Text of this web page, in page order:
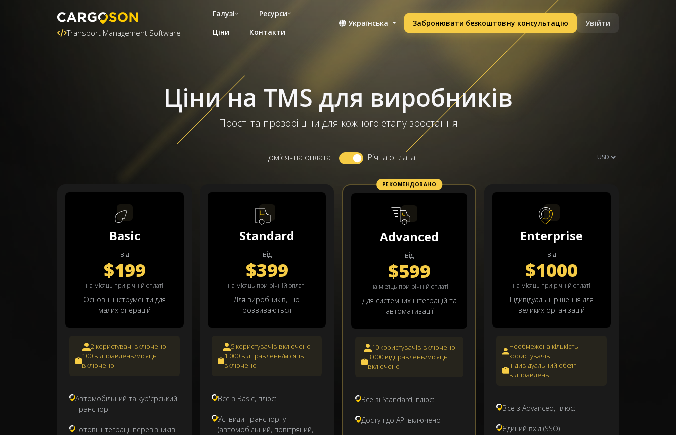
Transport Management Software
Галузі
Ресурси
Ціни
Контакти
Українська Забронювати безкоштовну консультацію Увійти
Ціни на TMS для виробників
Прості та прозорі ціни для кожного етапу зростання
Щомісячна оплата Річна оплата
Basic
від
$199
на місяць при річній оплаті
Основні інструменти для
малих операцій
2 користувачі включено
100 відправлень/місяць
включено
Автомобільний та кур'єрський
транспорт
Готові інтеграції перевізників
Standard
від
$399
на місяць при річній оплаті
Для виробників, що
розвиваються
5 користувачів включено
1 000 відправлень/місяць
включено
Все з Basic, плюс:
Усі види транспорту
(автомобільний, повітряний,
РЕКОМЕНДОВАНО
Advanced
від
$599
на місяць при річній оплаті
Для системних інтеграцій та
автоматизації
10 користувачів включено
3 000 відправлень/місяць
включено
Все зі Standard, плюс:
Доступ до API включено
Enterprise
від
$1000
на місяць при річній оплаті
Індивідуальні рішення для
великих організацій
Необмежена кількість
користувачів
Індивідуальний обсяг
відправлень
Все з Advanced, плюс:
Єдиний вхід (SSO)